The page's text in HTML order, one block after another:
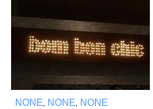
NONE NONE NONE